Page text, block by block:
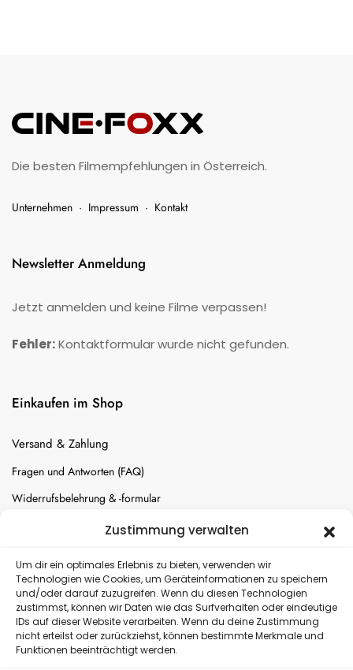
Zustimmung verwalten
Um dir ein optimales Erlebnis zu bieten, verwenden wir
Technologien wie Cookies, um Geräteinformationen zu speichern
und/oder darauf zuzugreifen. Wenn du diesen Technologien
zustimmst, können wir Daten wie das Surfverhalten oder eindeutige
IDs auf dieser Website verarbeiten. Wenn du deine Zustimmung
nicht erteilst oder zurückziehst, können bestimmte Merkmale und
Funktionen beeinträchtigt werden.
Die besten Filmempfehlungen in Österreich.
Unternehmen · Impressum · Kontakt
Newsletter Anmeldung
Jetzt anmelden und keine Filme verpassen!
Fehler:Kontaktformular wurde nicht gefunden.
Einkaufen im Shop
Versand & Zahlung
Fragen und Antworten (FAQ)
Widerrufsbelehrung & -formular
Batterien-Entsorgung
Versand
Kostenloser Rückversand